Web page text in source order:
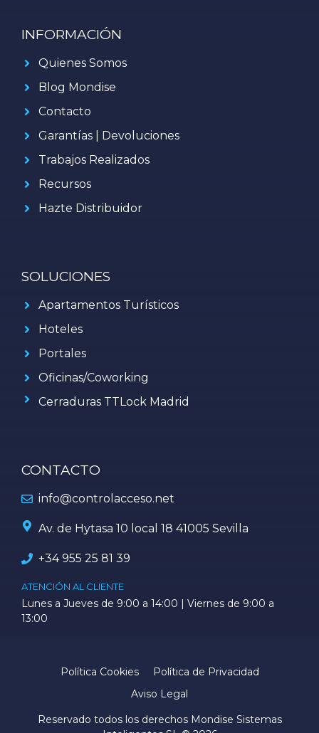
INFORMACIÓN
Quienes Somos
Blog Mondise
Contacto
Garantías | Devoluciones
Trabajos Realizados
Recursos
Hazte Distribuidor
SOLUCIONES
Apartamentos Turísticos
Hoteles
Portales
Oficinas/Coworking
Cerraduras TTLock Madrid
CONTACTO
info@controlacceso.net
Av. de Hytasa 10 local 18 41005 Sevilla
+34955 25 81 39
ATENCIÓN AL CLIENTE
Lunes a Jueves de 9:00 a 14:00 | Viernes de 9:00 a
13:00
Política Cookies
Política de Privacidad
Aviso Legal
Reservado todos los derechos Mondise Sistemas